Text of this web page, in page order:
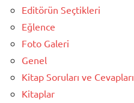
Editörün Seçtikleri
Eğlence
Foto Galeri
Genel
Kitap Soruları ve Cevapları
Kitaplar